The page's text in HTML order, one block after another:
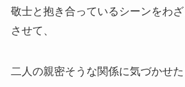
敬士と抱き合っているシーンをわ
させて、
二人の親密そうな関係に気づかせた